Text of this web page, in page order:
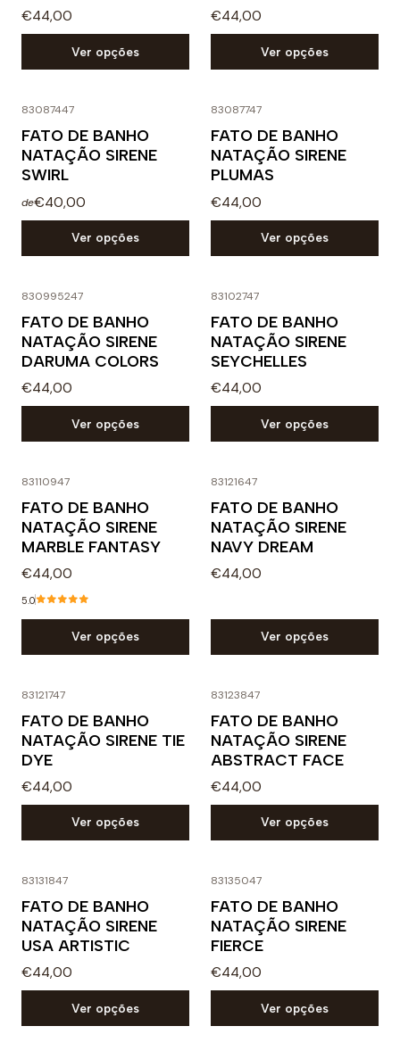
€44,00
Ver opções
€44,00
Ver opções
83087447
FATO DE BANHO
NATAÇÃO SIRENE
SWIRL
de€40,00
Ver opções
83087747
FATO DE BANHO
NATAÇÃO SIRENE
PLUMAS
€44,00
Ver opções
830995247
FATO DE BANHO
NATAÇÃO SIRENE
DARUMA COLORS
€44,00
Ver opções
83102747
FATO DE BANHO
NATAÇÃO SIRENE
SEYCHELLES
€44,00
Ver opções
83110947
FATO DE BANHO
NATAÇÃO SIRENE
MARBLE FANTASY
€44,00
5.0
Ver opções
83121647
FATO DE BANHO
NATAÇÃO SIRENE
NAVY DREAM
€44,00
Ver opções
83121747
FATO DE BANHO
NATAÇÃO SIRENE TIE
DYE
€44,00
Ver opções
83123847
FATO DE BANHO
NATAÇÃO SIRENE
ABSTRACT FACE
€44,00
Ver opções
83131847
FATO DE BANHO
NATAÇÃO SIRENE
USA ARTISTIC
€44,00
Ver opções
83135047
FATO DE BANHO
NATAÇÃO SIRENE
FIERCE
€44,00
Ver opções